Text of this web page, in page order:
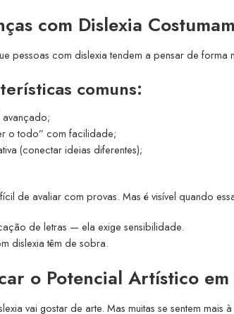
com Dislexia
pessoas com dislexia tendem a pensar de forma
comuns:
o todo” com facilidade;
(conectar ideias diferentes);
de avaliar com provas. Mas é visível quando
de letras — ela exige sensibilidade.
dislexia têm de sobra.
o Potencial Artístico
vai gostar de arte. Mas muitas se sentem mais